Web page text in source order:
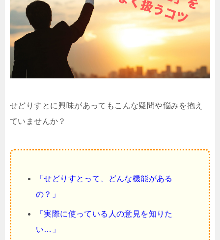
せどりすとに興味があってもこんな疑問や悩みを抱え
ていませんか？
「せどりすとって、どんな機能がある
の？」
「実際に使っている人の意見を知りた
い…」